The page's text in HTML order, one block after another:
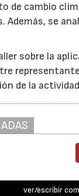
de cambio
se
sobre la
de la
ver/escribir